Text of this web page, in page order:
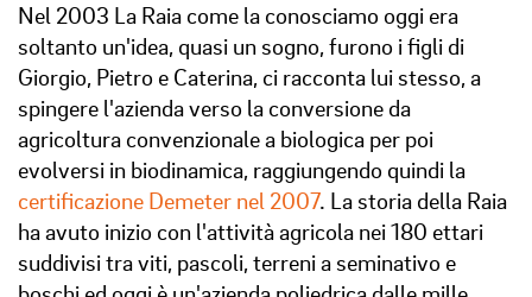
Nel 2003 La Raia come la conosciamo oggi era
soltanto un'idea, quasi un sogno, furono i figli di
Giorgio, Pietro e Caterina, ci racconta lui stesso, a
spingere l'azienda verso la conversione da
agricoltura convenzionale a biologica per poi
evolversi in biodinamica, raggiungendo quindi la
certificazione Demeter nel 2007. La storia della Raia
ha avuto inizio con l'attività agricola nei 180 ettari
suddivisi tra viti, pascoli, terreni a seminativo e